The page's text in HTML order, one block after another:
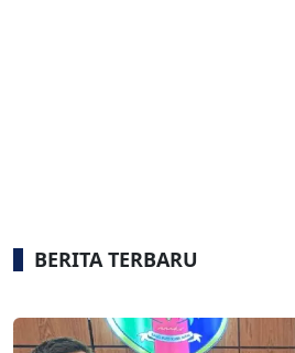
BERITA TERBARU